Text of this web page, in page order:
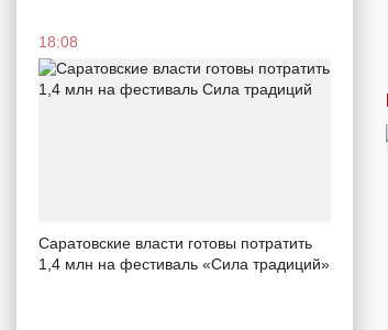
18:08
Саратовские власти готовы потратить
1,4 млн на фестиваль «Сила традиций»